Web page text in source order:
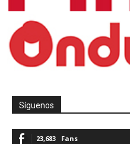
Síguenos
23,683 Fans